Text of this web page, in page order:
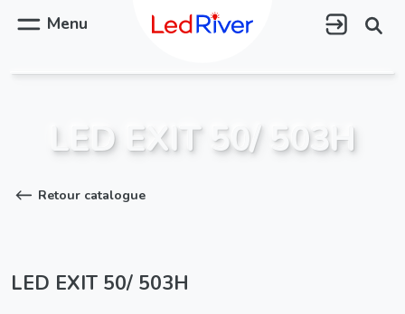
contenu
Menu
LED EXIT 50/ 503H
Retour catalogue
LED EXIT 50/ 503H